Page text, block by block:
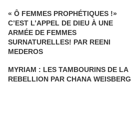
« Ô FEMMES PROPHÉTIQUES !»
C’EST L’APPEL DE DIEU À UNE
ARMÉE DE FEMMES
SURNATURELLES! PAR REENI
MEDEROS
MYRIAM : LES TAMBOURINS DE LA
REBELLION PAR CHANA WEISBERG